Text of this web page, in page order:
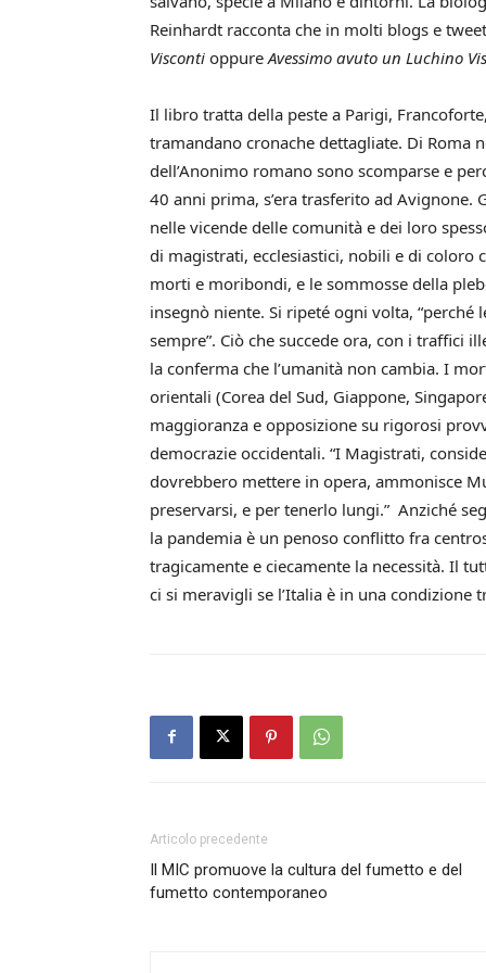
Reinhardt racconta che in molti blogs e
Visconti oppure Avessimo avuto un Luchino
Il libro tratta della peste a Parigi,
tramandano cronache dettagliate. Di Roma
dell’Anonimo romano sono scomparse e
40 anni prima, s’era trasferito ad
nelle vicende delle comunità e dei loro
di magistrati, ecclesiastici, nobili e di coloro
morti e moribondi, e le sommosse della
insegnò niente. Si ripeté ogni volta, “perché
sempre”. Ciò che succede ora, con i traffici
la conferma che l’umanità non cambia. I
orientali (Corea del Sud, Giappone,
maggioranza e opposizione su rigorosi
democrazie occidentali. “I Magistrati,
dovrebbero mettere in opera, ammonisce
preservarsi, e per tenerlo lungi.” Anziché
la pandemia è un penoso conflitto fra
tragicamente e ciecamente la necessità. Il
ci si meravigli se l’Italia è in una condizione
Articolo precedente
Il MIC promuove la cultura del fumetto e del
fumetto contemporaneo